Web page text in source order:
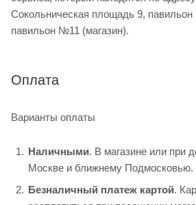
Сокольническая площадь 9,
павильон №11 (магазин).
Оплата
Варианты оплаты
Наличными. В магазине или при
Москве и ближнему Подмосковью.
Безналичный платеж картой.